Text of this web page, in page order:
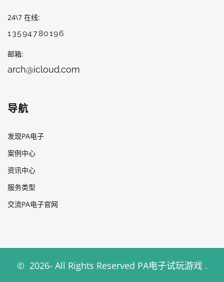
24\7 在线
13594780196
邮箱
arch@icloud.com
导航
发现PA电子
案例中心
资讯中心
服务类型
交流PA电子官网
© 2026- All Rights Reserved PA电子试玩游戏.